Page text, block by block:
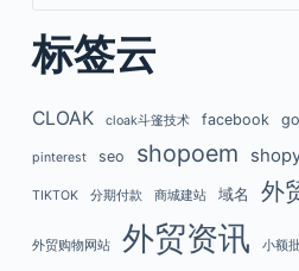
标签云
CLOAK cloak斗篷技术 facebook
pinterest seo shopoem
TIKTOK 分期付款 商城建站 域名 外
外贸购物网站 外贸资讯 小额